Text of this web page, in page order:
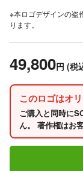
※本ロゴデザインの盗
ります。
49,800円 (税
このロゴはオ
ご購入と同時に
ん。 著作権はお